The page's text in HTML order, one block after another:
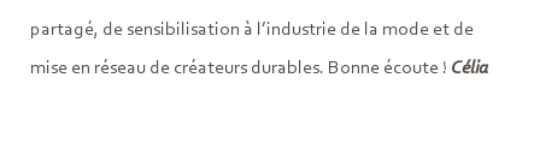
partagé, de sensibilisation à l’industrie de la mode et de
mise en réseau de créateurs durables. Bonne écoute ! Célia